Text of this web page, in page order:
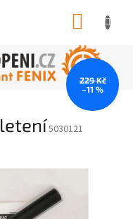
5030121
229 Kč
–11 %